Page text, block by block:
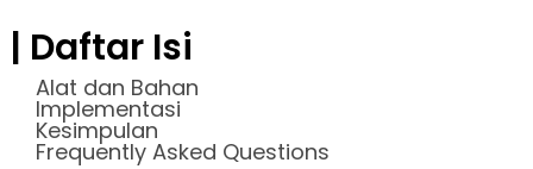
| Daftar Isi
Alat dan Bahan
Implementasi
Kesimpulan
Frequently Asked Questions